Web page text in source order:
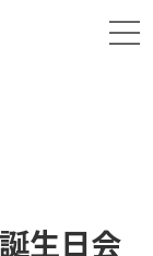
生日会